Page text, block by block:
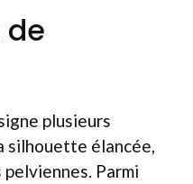
de
plusieurs
silhouette élancée,
Parmi